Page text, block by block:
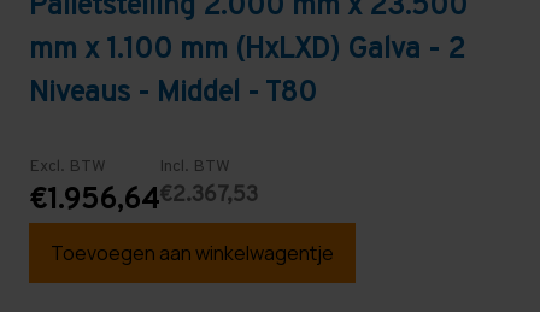
mm x 1.100 mm (HxLXD) Galva - 2
Niveaus - Middel - T80
Excl. BTW
€1.956,64
Incl. BTW
€2.367,53
Toevoegen aan winkelwagentje